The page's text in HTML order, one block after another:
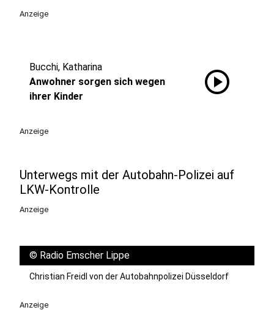
Anzeige
Bucchi, Katharina
Anwohner sorgen sich wegen
ihrer Kinder
play_circle
Anzeige
Unterwegs mit der Autobahn-Polizei auf
LKW-Kontrolle
Anzeige
© Radio Emscher Lippe
Christian Freidl von der Autobahnpolizei Düsseldorf
Anzeige